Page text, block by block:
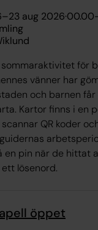
–23 aug 2026·00.00
sommaraktivitet för
vänner har
och barnen
Kartor finns i en
QR koder
en pin när de hittat
lösenord.
öppet